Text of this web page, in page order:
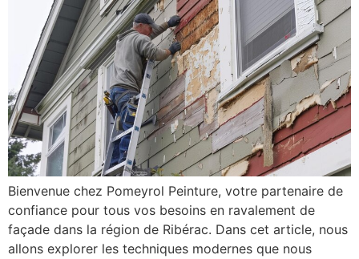
Bienvenue chez Pomeyrol Peinture, votre partenaire de
confiance pour tous vos besoins en ravalement de
façade dans la région de Ribérac. Dans cet article, nous
allons explorer les techniques modernes que nous